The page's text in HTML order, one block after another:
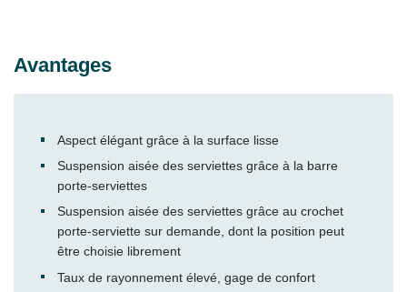
Avantages
Aspect élégant grâce à la surface lisse
Suspension aisée des serviettes grâce à la barre
porte-serviettes
Suspension aisée des serviettes grâce au crochet
porte-serviette sur demande, dont la position peut
être choisie librement
Taux de rayonnement élevé, gage de confort